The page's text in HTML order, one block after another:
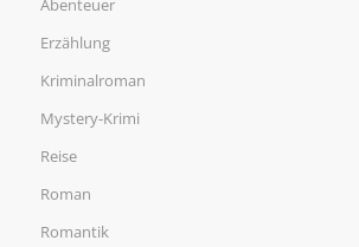
Erzählung
Kriminalroman
Mystery-Krimi
Reise
Roman
Romantik